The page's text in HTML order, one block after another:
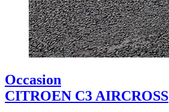
Occasion
CITROEN C3 AIRCROSS